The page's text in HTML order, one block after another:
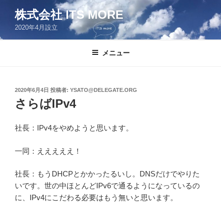
ン
株式会社 ITS MORE
2020年4月設立
メニュー
投
稿
日:
2020年6月4日 投稿者: YSATO@DELEGATE.ORG
さらばIPv4
社長：IPv4をやめようと思います。
一同：えええええ！
社長：もうDHCPとかかったるいし。DNSだけでやりた
いです。世の中ほとんどIPv6で通るようになっているの
に、IPv4にこだわる必要はもう無いと思います。